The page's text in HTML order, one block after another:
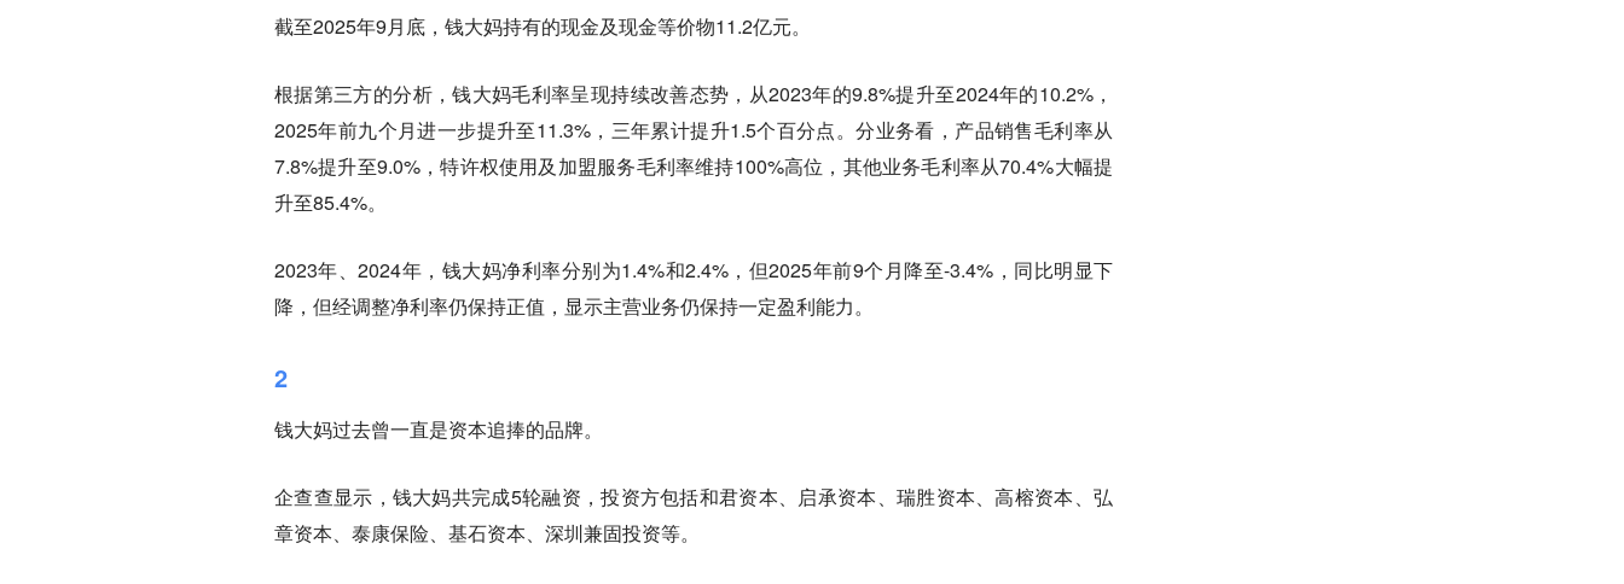
截至2025年9月底，钱大妈持有的现金及现金等价物11.2亿元。
根据第三方的分析，钱大妈毛利率呈现持续改善态势，从2023年的9.8%提升至2024年的10.2%，
2025年前九个月进一步提升至11.3%，三年累计提升1.5个百分点。分业务看，产品销售毛利率从
7.8%提升至9.0%，特许权使用及加盟服务毛利率维持100%高位，其他业务毛利率从70.4%大幅提
升至85.4%。
2023年、2024年，钱大妈净利率分别为1.4%和2.4%，但2025年前9个月降至-3.4%，同比明显下
降，但经调整净利率仍保持正值，显示主营业务仍保持一定盈利能力。
2
钱大妈过去曾一直是资本追捧的品牌。
企查查显示，钱大妈共完成5轮融资，投资方包括和君资本、启承资本、瑞胜资本、高榕资本、弘
章资本、泰康保险、基石资本、深圳兼固投资等。